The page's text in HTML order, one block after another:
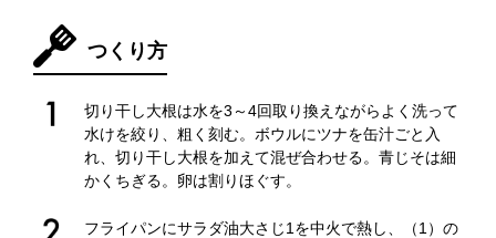
つくり方
切り干し大根は水を3～4回取り換えながらよく洗って
水けを絞り、粗く刻む。ボウルにツナを缶汁ごと入
れ、切り干し大根を加えて混ぜ合わせる。青じそは細
かくちぎる。卵は割りほぐす。
フライパンにサラダ油大さじ1を中火で熱し、（1）の